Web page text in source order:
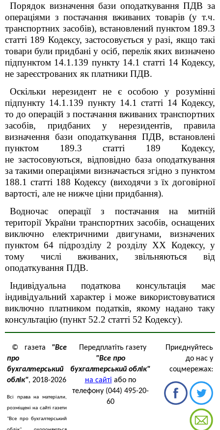
Порядок визначення бази оподаткування ПДВ за
операціями з постачання вживаних товарів (у т.ч.
транспортних засобів), встановлений пунктом 189.3
статті 189 Кодексу, застосовується у разі, якщо такі
товари були придбані у осіб, перелік яких визначено
підпунктом 14.1.139 пункту 14.1 статті 14 Кодексу,
не зареєстрованих як платники ПДВ.
Оскільки нерезидент не є особою у розумінні
підпункту 14.1.139 пункту 14.1 статті 14 Кодексу,
то до операцій з постачання вживаних транспортних
засобів, придбаних у нерезидентів, правила
визначення бази оподаткування ПДВ, встановлені
пунктом 189.3 статті 189 Кодексу,
не застосовуються, відповідно база оподаткування
за такими операціями визначається згідно з пунктом
188.1 статті 188 Кодексу (виходячи з їх договірної
вартості, але не нижче ціни придбання).
Водночас операції з постачання на митній
території України транспортних засобів, оснащених
виключно електричними двигунами, визначених
пунктом 64 підрозділу 2 розділу ХХ Кодексу, у
тому числі вживаних, звільняються від
оподаткування ПДВ.
Індивідуальна податкова консультація має
індивідуальний характер і може використовуватися
виключно платником податків, якому надано таку
консультацію (пункт 52.2 статті 52 Кодексу).
© газета "Все
про
бухгалтерський
облік", 2018-2026
Всі права на матеріали,
розміщені на сайті газети
"Все про бухгалтерський
Передплатіть газету
"Все про
бухгалтерський облік"
на сайті або по
телефону (044) 495-20-
60
Приєднуйтесь
до нас у
соцмережах: